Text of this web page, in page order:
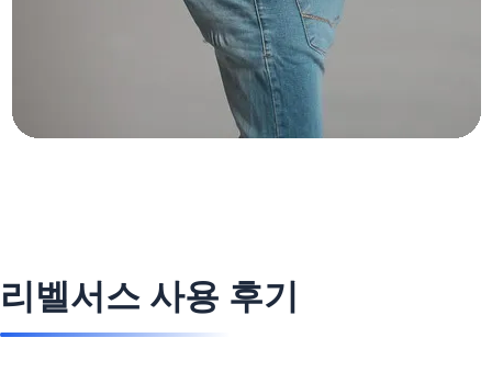
리벨서스 사용 후기